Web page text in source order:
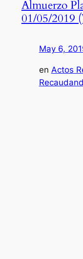
Almuerzo
01/05/2019
May 6,
en Actos